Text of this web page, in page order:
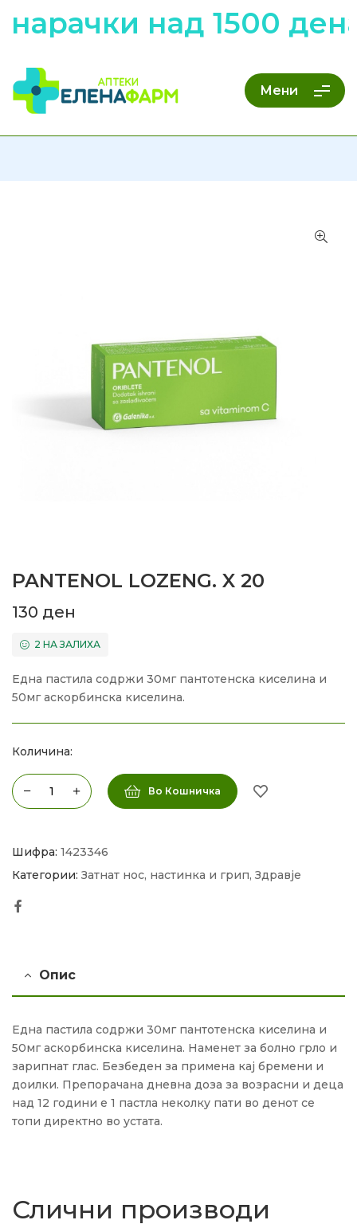
над 1500
Мени
PANTENOL LOZENG. X 20
130 ден
2 НА ЗАЛИХА
Една пастила содржи 30мг пантотенска киселина и
50мг аскорбинска киселина.
Количина:
Во Кошничка
Шифра: 1423346
Категории: Затнат нос, настинка и грип, Здравје
Опис
Една пастила содржи 30мг пантотенска киселина и
50мг аскорбинска киселина. Наменет за болно грло и
зарипнат глас. Безбеден за примена кај бремени и
доилки. Препорачана дневна доза за возрасни и деца
над 12 години е 1 пастла неколку пати во денот се
топи директно во устата.
Слични производи